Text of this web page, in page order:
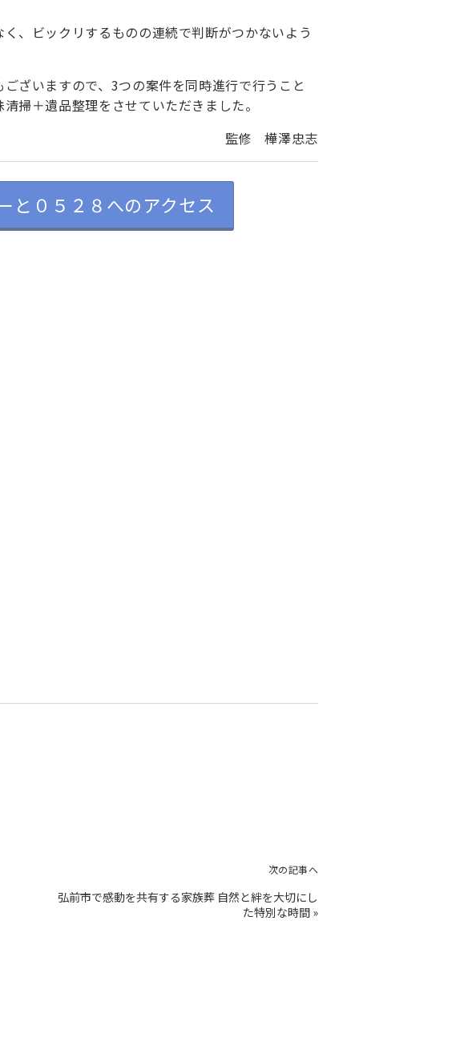
、ビックリするものの連続で判断がつかないよう
ざいますので、3つの案件を同時進行で行うこと
掃＋遺品整理をさせていただきました。
監修 樺澤忠志
と０５２８へのアクセス
次の記事へ
弘前市で感動を共有する家族葬 自然と絆を大切にし
た特別な時間 »